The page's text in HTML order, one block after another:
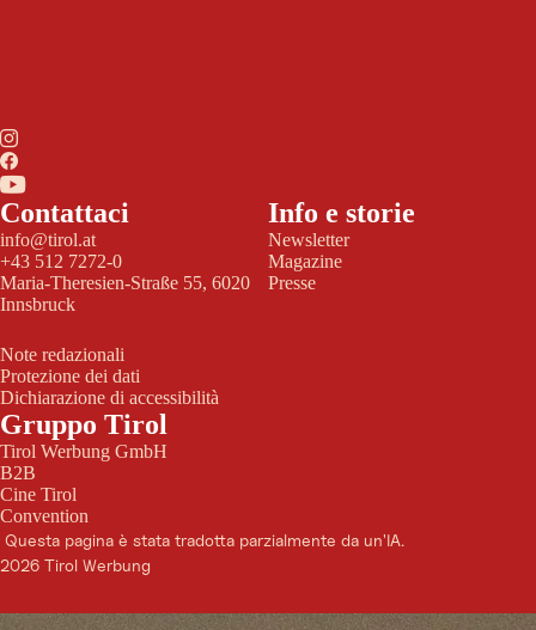
Contattaci
info@tirol.at
+43 512 7272-0
Maria-Theresien-Straße 55, 6020
Innsbruck
Note redazionali
Protezione dei dati
Dichiarazione di accessibilità
Info e storie
Newsletter
Magazine
Presse
Gruppo Tirol
Tirol Werbung GmbH
B2B
Cine Tirol
Convention
Questa pagina è stata tradotta parzialmente da un'IA.
2026 Tirol Werbung